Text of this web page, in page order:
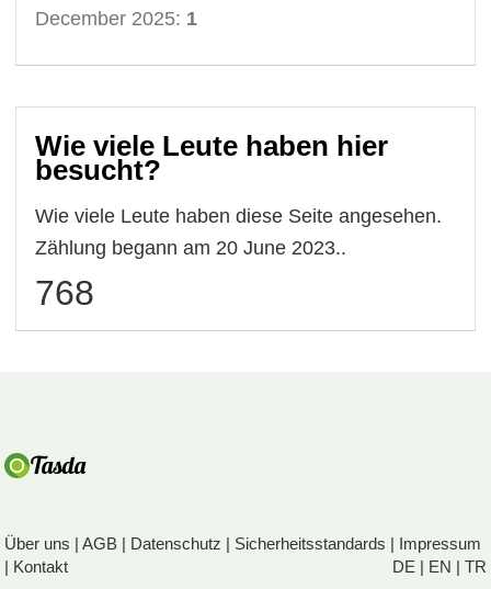
December 2025: 1
Wie viele Leute haben hier
besucht?
Wie viele Leute haben diese Seite angesehen.
Zählung begann am 20 June 2023..
768
Über uns |AGB | Datenschutz | Sicherheitsstandards | Impressum
| Kontakt DE | EN | TR